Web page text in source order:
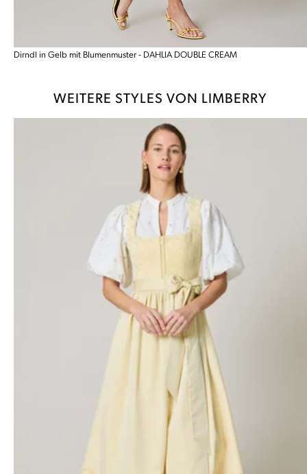
Dirndl in Gelb mit Blumenmuster - DAHLIA DOUBLE CREAM
WEITERE STYLES VON LIMBERRY